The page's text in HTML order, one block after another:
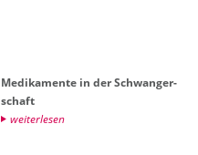
Me­di­ka­men­te in der Schwan­ger­
schaft
wei­ter­le­sen